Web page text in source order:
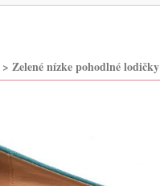
> Zelené nízke pohodlné lodičky